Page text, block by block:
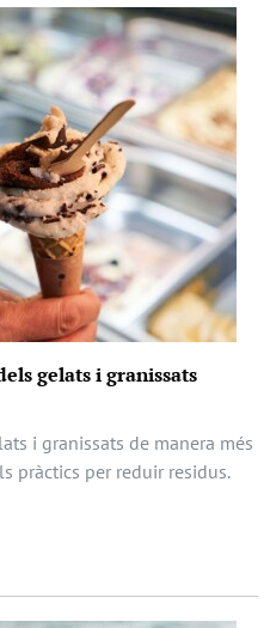
gelats i granissats
i granissats de manera més
pràctics per reduir residus.